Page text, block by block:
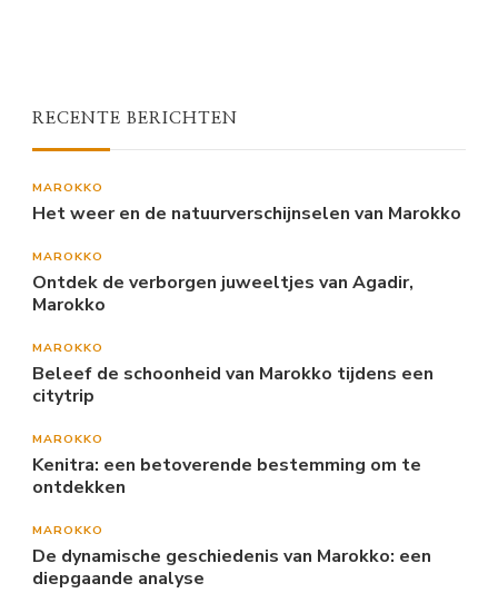
RECENTE BERICHTEN
MAROKKO
Het weer en de natuurverschijnselen van Marokko
MAROKKO
Ontdek de verborgen juweeltjes van Agadir,
Marokko
MAROKKO
Beleef de schoonheid van Marokko tijdens een
citytrip
MAROKKO
Kenitra: een betoverende bestemming om te
ontdekken
MAROKKO
De dynamische geschiedenis van Marokko: een
diepgaande analyse